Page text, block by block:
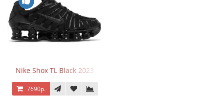
Nike Shox TL Black 2023
7690р.